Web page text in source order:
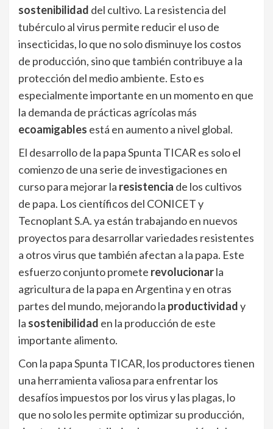
sostenibilidad del cultivo. La resistencia del
tubérculo al virus permite reducir el uso de
insecticidas, lo que no solo disminuye los costos
de producción, sino que también contribuye a la
protección del medio ambiente. Esto es
especialmente importante en un momento en que
la demanda de prácticas agrícolas más
ecoamigables está en aumento a nivel global.
El desarrollo de la papa Spunta TICAR es solo el
comienzo de una serie de investigaciones en
curso para mejorar la resistencia de los cultivos
de papa. Los científicos del CONICET y
Tecnoplant S.A. ya están trabajando en nuevos
proyectos para desarrollar variedades resistentes
a otros virus que también afectan a la papa. Este
esfuerzo conjunto promete revolucionarla
agricultura de la papa en Argentina y en otras
partes del mundo, mejorando la productividady
la sostenibilidad en la producción de este
importante alimento.
Con la papa Spunta TICAR, los productores tienen
una herramienta valiosa para enfrentar los
desafíos impuestos por los virus y las plagas, lo
que no solo les permite optimizar su producción,